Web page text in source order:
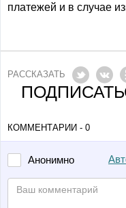
платежей и в случае
РАССКАЗАТЬ
КОММЕНТАРИИ - 0
Анонимно